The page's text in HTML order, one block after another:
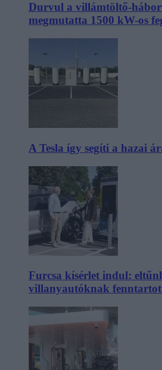
Durvul a villámtöltő-
megmutatta 1500 kW-os
A Tesla így segíti a hazai
Furcsa kísérlet indul:
villanyautóknak